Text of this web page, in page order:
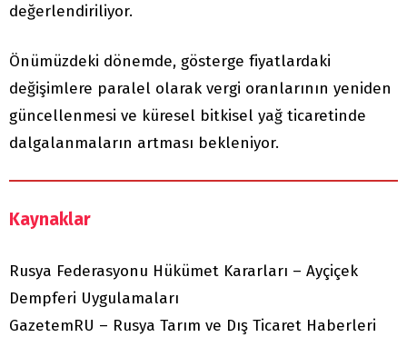
değerlendiriliyor.
Önümüzdeki dönemde, gösterge fiyatlardaki
değişimlere paralel olarak vergi oranlarının yeniden
güncellenmesi ve küresel bitkisel yağ ticaretinde
dalgalanmaların artması bekleniyor.
Kaynaklar
Rusya Federasyonu Hükümet Kararları – Ayçiçek
Dempferi Uygulamaları
GazetemRU – Rusya Tarım ve Dış Ticaret Haberleri